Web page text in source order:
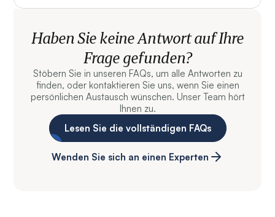
Haben Sie keine Antwort auf Ihre
Frage gefunden?
Stöbern Sie in unseren FAQs, um alle Antworten zu
finden, oder kontaktieren Sie uns, wenn Sie einen
persönlichen Austausch wünschen. Unser Team hört
Ihnen zu.
Lesen Sie die vollständigen FAQs
Wenden Sie sich an einen Experten